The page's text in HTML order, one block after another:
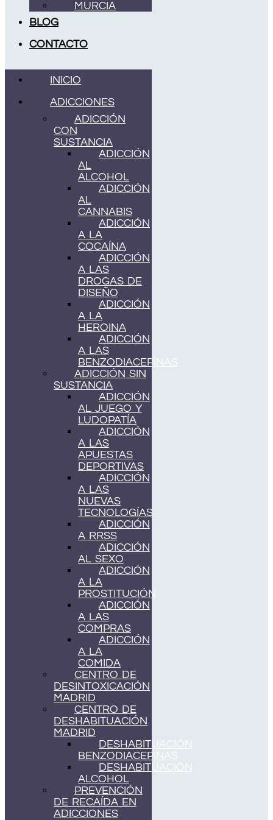
MURCIA
BLOG
CONTACTO
INICIO
ADICCIONES
ADICCIÓN
CON
SUSTANCIA
ADICCIÓN
AL
ALCOHOL
ADICCIÓN
AL
CANNABIS
ADICCIÓN
A LA
COCAÍNA
ADICCIÓN
A LAS
DROGAS DE
DISEÑO
ADICCIÓN
A LA
HEROINA
ADICCIÓN
A LAS
BENZODIACEPINAS
ADICCIÓN SIN
SUSTANCIA
ADICCIÓN
AL JUEGO Y
LUDOPATÍA
ADICCIÓN
A LAS
APUESTAS
DEPORTIVAS
ADICCIÓN
A LAS
NUEVAS
TECNOLOGÍAS
ADICCIÓN
A RRSS
ADICCIÓN
AL SEXO
ADICCIÓN
A LA
PROSTITUCIÓN
ADICCIÓN
A LAS
COMPRAS
ADICCIÓN
A LA
COMIDA
CENTRO DE
DESINTOXICACIÓN
MADRID
CENTRO DE
DESHABITUACIÓN
MADRID
DESHABITUACIÓN
BENZODIACEPINAS
DESHABITUACIÓN
ALCOHOL
PREVENCIÓN
DE RECAÍDA EN
ADICCIONES